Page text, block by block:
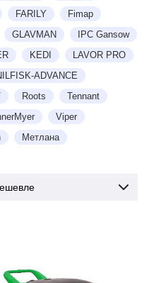
FARILY
Fimap
GLAVMAN
IPC Gansow
KEDI
LAVOR PRO
ADVANCE
Roots
Tennant
Viper
Метлана